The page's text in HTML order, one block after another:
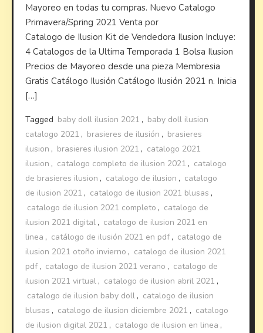
Mayoreo en todas tu compras. Nuevo Catalogo
Primavera/Spring 2021 Venta por
Catalogo de Ilusion Kit de Vendedora Ilusion Incluye:
4 Catalogos de la Ultima Temporada 1 Bolsa Ilusion
Precios de Mayoreo desde una pieza Membresia
Gratis Catálogo Ilusión Catálogo Ilusión 2021 n. Inicia
[…]
Tagged baby doll ilusion 2021 , baby doll ilusion
catalogo 2021 , brasieres de ilusión , brasieres
ilusion , brasieres ilusion 2021 , catalogo 2021
ilusion , catalogo completo de ilusion 2021 , catalogo
de brasieres ilusion , catalogo de ilusion , catalogo
de ilusion 2021 , catalogo de ilusion 2021 blusas ,
catalogo de ilusion 2021 completo , catalogo de
ilusion 2021 digital , catalogo de ilusion 2021 en
linea , catálogo de ilusión 2021 en pdf , catalogo de
ilusion 2021 otoño invierno , catalogo de ilusion 2021
pdf , catalogo de ilusion 2021 verano , catalogo de
ilusion 2021 virtual , catalogo de ilusion abril 2021 ,
catalogo de ilusion baby doll , catalogo de ilusion
blusas , catalogo de ilusion diciembre 2021 , catalogo
de ilusion digital 2021 , catalogo de ilusion en linea ,